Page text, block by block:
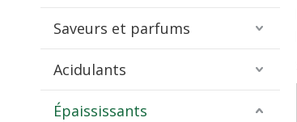
Saveurs et parfums
Acidulants
Épaississants